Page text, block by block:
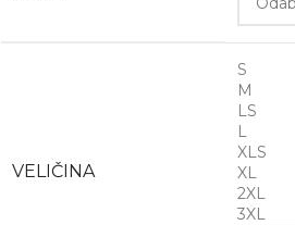
VELIČINA
S
M
LS
L
XLS
XL
2XL
3XL